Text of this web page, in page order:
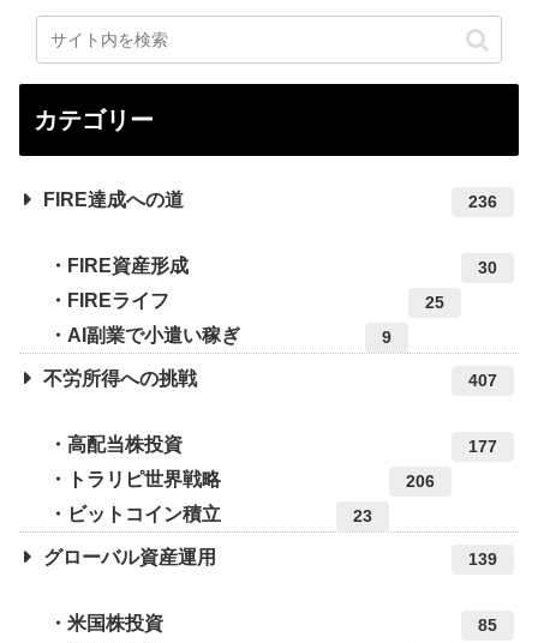
カテゴリー
FIRE達成への道 236
FIRE資産形成 30
FIREライフ 25
AI副業で小遣い稼ぎ 9
不労所得への挑戦 407
高配当株投資 177
トラリピ世界戦略 206
ビットコイン積立 23
グローバル資産運用 139
米国株投資 85